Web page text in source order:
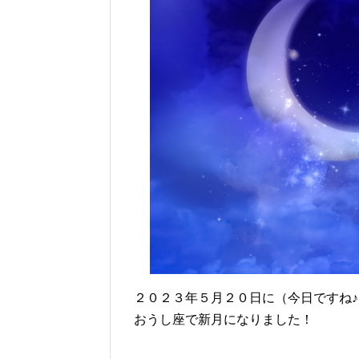
２０２３年５月２０日に（今日ですね
おうし座で新月になりました！